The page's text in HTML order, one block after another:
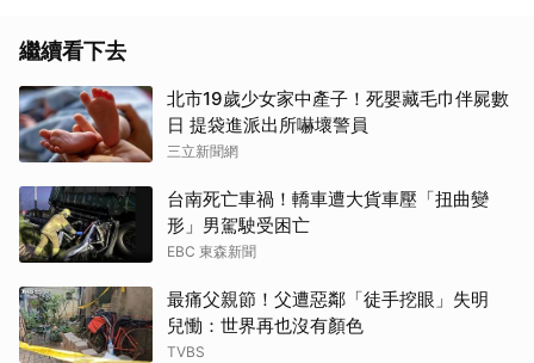
繼續看下去
北市19歲少女家中產子！死嬰藏毛巾伴屍數
日 提袋進派出所嚇壞警員
三立新聞網
台南死亡車禍！轎車遭大貨車壓「扭曲變
形」男駕駛受困亡
EBC 東森新聞
最痛父親節！父遭惡鄰「徒手挖眼」失明
兒慟：世界再也沒有顏色
TVBS